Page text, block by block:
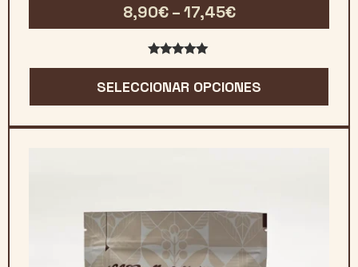
8,90€ – 17,45€Rango
de
desde
8,90€
hasta
5.00de 5
SELECCIONAR OPCIONES